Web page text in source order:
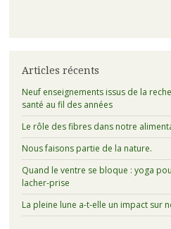
Articles récents
Neuf enseignements issus de la
santé au fil des années
Le rôle des fibres dans notre
Nous faisons partie de la nature.
Quand le ventre se bloque : yoga
lacher-prise
La pleine lune a-t-elle un impact sur